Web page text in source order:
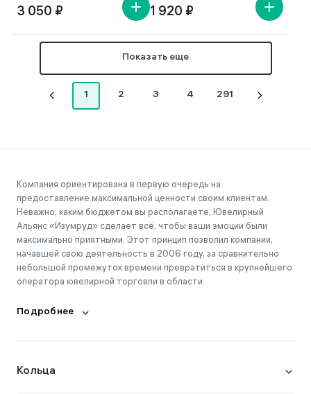
3 050 ₽ 1 920 ₽
Показать еще
1 2 3 4 291
Компания ориентирована в первую очередь на
предоставление максимальной ценности своим клиентам.
Неважно, каким бюджетом вы располагаете, Ювелирный
Альянс «Изумруд» сделает всё, чтобы ваши эмоции были
максимально приятными. Этот принцип позволил компании,
начавшей свою деятельность в 2006 году, за сравнительно
небольшой промежуток времени превратиться в крупнейшего
оператора ювелирной торговли в области.
Подробнее
Кольца